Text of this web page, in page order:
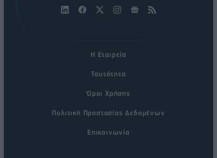
Η Εταιρεία
Ταυτότητα
Όροι Χρήσης
Πολιτική Προστασίας Δεδομένων
Επικοινωνία